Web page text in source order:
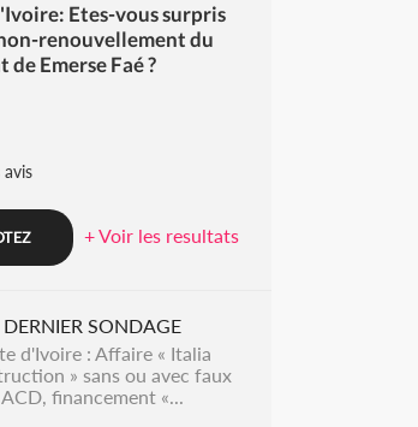
Etes-vous surpris
renouvellement du
Emerse Faé ?
avis
+ Voir les resultats
DERNIER SONDAGE
d'Ivoire : Affaire « Italia
» sans ou avec faux
ACD, financement «...